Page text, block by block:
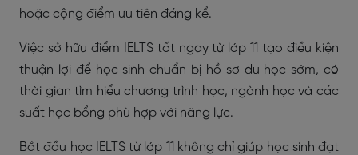
hoặc cộng điểm ưu tiên đáng kể.
Việc sở hữu điểm IELTS tốt ngay từ lớp 11 tạo điều kiện
thuận lợi để học sinh chuẩn bị hồ sơ du học sớm, có
thời gian tìm hiểu chương trình học, ngành học và các
suất học bổng phù hợp với năng lực.
Bắt đầu học IELTS từ lớp 11 không chỉ giúp học sinh đạt